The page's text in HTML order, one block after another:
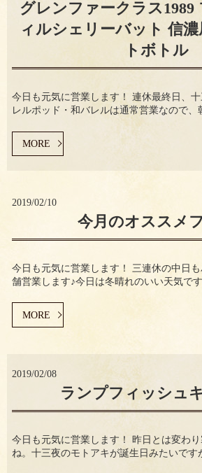
グレンファークラス1989
ィルシェリーバット 信
トボトル
今日も元気に営業します！ 連休最終日、
レルポッド・和バレルは通常営業なので
MORE
2019/02/10
今月のオススメ
今日も元気に営業します！ 三連休の中日
舗営業します♪今日は冬晴れのいい天気で
MORE
2019/02/08
ランプフィッシュ
今日も元気に営業します！ 昨日とは変わ
ね。十三夜のモトアキが誕生日みたいで